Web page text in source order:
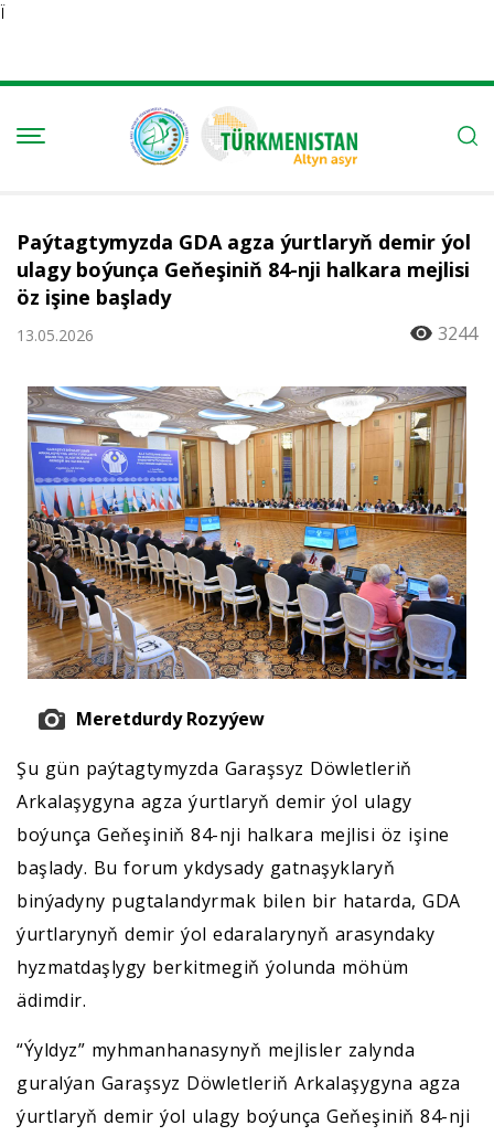
Ï
Paýtagtymyzda GDA agza ýurtlaryň demir ýol
ulagy boýunça Geňeşiniň 84-nji halkara mejlisi
öz işine başlady
13.05.2026 3244
Meretdurdy Rozyýew
Şu gün paýtagtymyzda Garaşsyz Döwletleriň
Arkalaşygyna agza ýurtlaryň demir ýol ulagy
boýunça Geňeşiniň 84-nji halkara mejlisi öz işine
başlady. Bu forum ykdysady gatnaşyklaryň
binýadyny pugtalandyrmak bilen bir hatarda, GDA
ýurtlarynyň demir ýol edaralarynyň arasyndaky
hyzmatdaşlygy berkitmegiň ýolunda möhüm
ädimdir.
“Ýyldyz” myhmanhanasynyň mejlisler zalynda
guralýan Garaşsyz Döwletleriň Arkalaşygyna agza
ýurtlaryň demir ýol ulagy boýunça Geňeşiniň 84-nji